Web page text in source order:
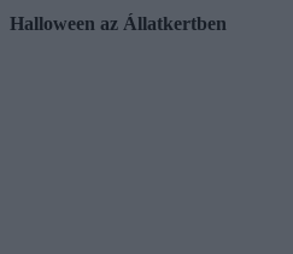
Halloween az Állatkertben